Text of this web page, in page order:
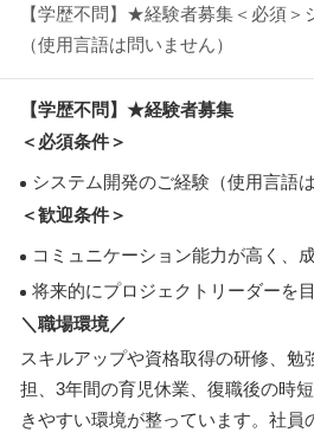
【学歴不問】★経験者募集＜必須＞
（使用言語は問いません）
【学歴不問】★経験者募集
＜必須条件＞
システム開発のご経験（使用言語
＜歓迎条件＞
コミュニケーション能力が高く、
将来的にプロジェクトリーダーを
＼職場環境／
スキルアップや資格取得の研修、勉
担、3年間の育児休業、復職後の時
きやすい環境が整っています。社員